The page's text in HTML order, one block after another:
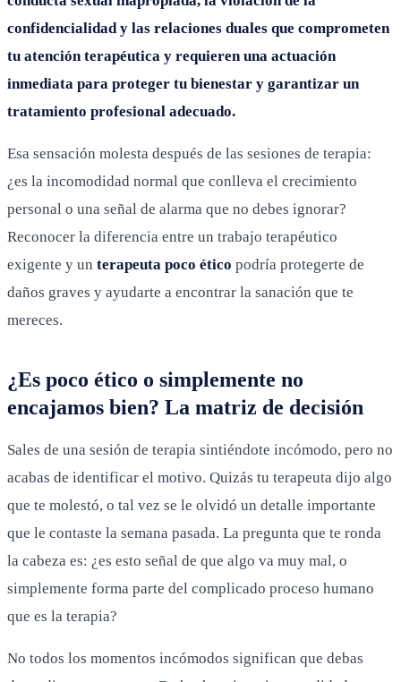
confidencialidad y las relaciones duales que comprometen
tu atención terapéutica y requieren una actuación
inmediata para proteger tu bienestar y garantizar un
tratamiento profesional adecuado.
Esa sensación molesta después de las sesiones de terapia:
¿es la incomodidad normal que conlleva el crecimiento
personal o una señal de alarma que no debes ignorar?
Reconocer la diferencia entre un trabajo terapéutico
exigente y un terapeuta poco ético podría protegerte de
daños graves y ayudarte a encontrar la sanación que te
mereces.
¿Es poco ético o simplemente no
encajamos bien? La matriz de decisión
Sales de una sesión de terapia sintiéndote incómodo, pero no
acabas de identificar el motivo. Quizás tu terapeuta dijo algo
que te molestó, o tal vez se le olvidó un detalle importante
que le contaste la semana pasada. La pregunta que te ronda
la cabeza es: ¿es esto señal de que algo va muy mal, o
simplemente forma parte del complicado proceso humano
que es la terapia?
No todos los momentos incómodos significan que debas